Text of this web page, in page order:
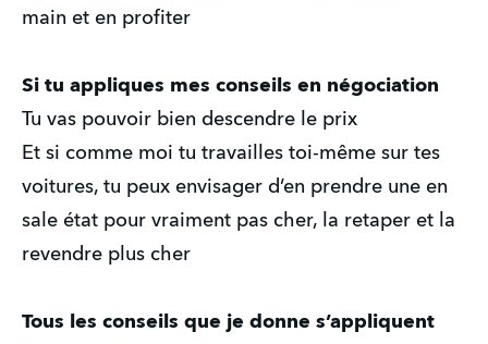
main et en profiter
Si tu appliques mes conseils en négociation
Tu vas pouvoir bien descendre le prix
Et si comme moi tu travailles toi-même sur tes
voitures, tu peux envisager d’en prendre une en
sale état pour vraiment pas cher, la retaper et la
revendre plus cher
Tous les conseils que je donne s’appliquent